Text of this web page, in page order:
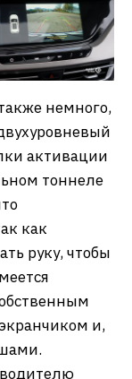
немного,
активации
тоннеле
как
руку, чтобы
и,